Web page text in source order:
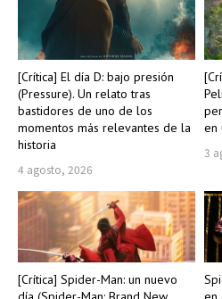
[Crítica] El día D: bajo presión
(Pressure). Un relato tras
bastidores de uno de los
momentos más relevantes de la
historia
4 agosto, 2026
en
3
[Crítica] Spider-Man: un nuevo